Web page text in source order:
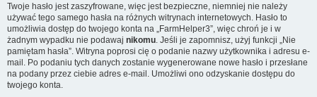
Twoje hasło jest zaszyfrowane, więc jest bezpieczne, niemniej nie należy
używać tego samego hasła na różnych witrynach internetowych. Hasło to
umożliwia dostęp do twojego konta na „FarmHelper3”, więc chroń je i w
żadnym wypadku nie podawaj nikomu. Jeśli je zapomnisz, użyj funkcji „Nie
pamiętam hasła”. Witryna poprosi cię o podanie nazwy użytkownika i adresu e-
mail. Po podaniu tych danych zostanie wygenerowane nowe hasło i przesłane
na podany przez ciebie adres e-mail. Umożliwi ono odzyskanie dostępu do
twojego konta.